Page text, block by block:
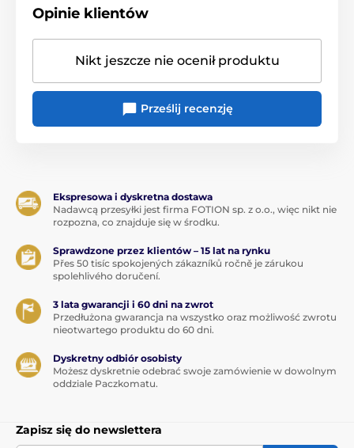
Opinie klientów
Nikt jeszcze nie ocenił produktu
Prześlij recenzję
Ekspresowa i dyskretna dostawa
Nadawcą przesyłki jest firma FOTION sp. z o.o., więc nikt nie
rozpozna, co znajduje się w środku.
Sprawdzone przez klientów – 15 lat na rynku
Přes 50 tisíc spokojených zákazníků ročně je zárukou
spolehlivého doručení.
3 lata gwarancji i 60 dni na zwrot
Przedłużona gwarancja na wszystko oraz możliwość zwrotu
nieotwartego produktu do 60 dni.
Dyskretny odbiór osobisty
Możesz dyskretnie odebrać swoje zamówienie w dowolnym
oddziale Paczkomatu.
Zapisz się do newslettera